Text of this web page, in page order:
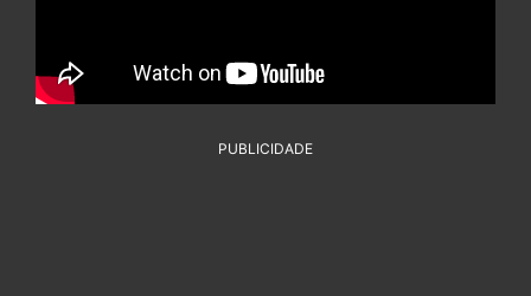
PUBLICIDADE